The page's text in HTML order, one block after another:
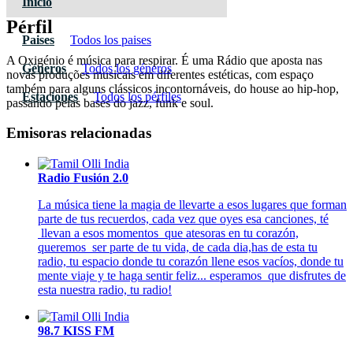
Paises Todos los paises
Géneros Todos los géneros
Estaciones Todos los pérfiles
Pérfil
A Oxigénio é música para respirar. É uma Rádio que aposta nas
novas produções musicais em diferentes estéticas, com espaço
também para alguns clássicos incontornáveis, do house ao hip-hop,
passando pelas bases do jazz, funk e soul.
Emisoras relacionadas
Radio Fusión 2.0
La música tiene la magia de llevarte a esos lugares que forman
parte de tus recuerdos, cada vez que oyes esa canciones, té
llevan a esos momentos que atesoras en tu corazón,
queremos ser parte de tu vida, de cada dia,has de esta tu
radio, tu espacio donde tu corazón llene esos vacíos, donde tu
mente viaje y te haga sentir feliz... esperamos que disfrutes de
esta nuestra radio, tu radio!
98.7 KISS FM